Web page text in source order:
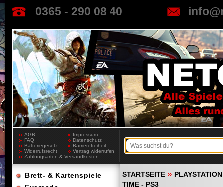
0365 - 290 08 40
AGB
Impressum
FAQ
Datenschutz
Batteriegesetz
Barrierefreiheit
Widerrufsrecht
Vertrag widerrufen
Zahlungsarten & Versandkosten
STARTSEITE »
TIME - PS3
Brett- & Kartenspiele